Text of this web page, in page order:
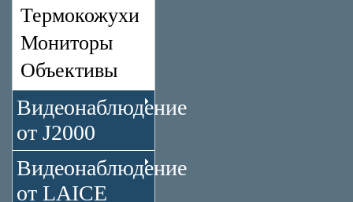
Термокожухи
Мониторы
Объективы
Видеонаблюдение
от J2000
Видеонаблюдение
от LAICE